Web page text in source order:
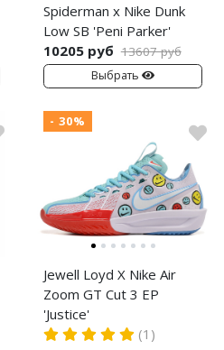
Spiderman x Nike Dunk
Low SB 'Peni Parker'
10205 руб 13607 руб
Выбрать
- 30%
Jewell Loyd X Nike Air
Zoom GT Cut 3 EP
'Justice'
(1)